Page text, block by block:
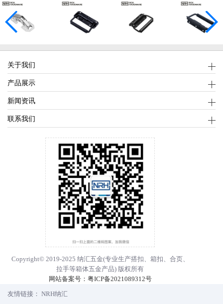
关于我们
产品展示
新闻资讯
联系我们
Copyright© 2019-2025 纳汇五金(专业生产搭扣、 箱扣、 合页、
拉手等箱体五金产品) 版权所有
网站备案号： 粤ICP备2021089312号
友情链接： NRH纳汇